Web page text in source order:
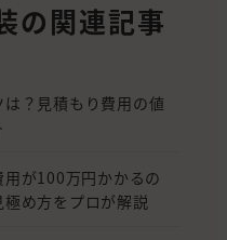
の関連記事
？見積もり費用の値
用が100万円かかるの
め方をプロが解説